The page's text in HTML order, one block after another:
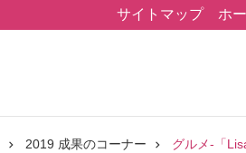
サイトマップ ホ
2019 成果のコーナー グルメ-「